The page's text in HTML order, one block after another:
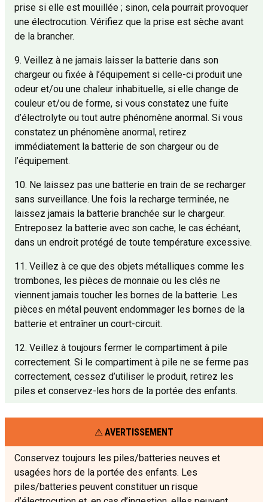
prise si elle est mouillée ; sinon, cela pourrait provoquer
une électrocution. Vérifiez que la prise est sèche avant
de la brancher.
9. Veillez à ne jamais laisser la batterie dans son
chargeur ou fixée à l’équipement si celle-ci produit une
odeur et/ou une chaleur inhabituelle, si elle change de
couleur et/ou de forme, si vous constatez une fuite
d’électrolyte ou tout autre phénomène anormal. Si vous
constatez un phénomène anormal, retirez
immédiatement la batterie de son chargeur ou de
l’équipement.
10. Ne laissez pas une batterie en train de se recharger
sans surveillance. Une fois la recharge terminée, ne
laissez jamais la batterie branchée sur le chargeur.
Entreposez la batterie avec son cache, le cas échéant,
dans un endroit protégé de toute température excessive.
11. Veillez à ce que des objets métalliques comme les
trombones, les pièces de monnaie ou les clés ne
viennent jamais toucher les bornes de la batterie. Les
pièces en métal peuvent endommager les bornes de la
batterie et entraîner un court-circuit.
12. Veillez à toujours fermer le compartiment à pile
correctement. Si le compartiment à pile ne se ferme pas
correctement, cessez d’utiliser le produit, retirez les
piles et conservez-les hors de la portée des enfants.
AVERTISSEMENT
Conservez toujours les piles/batteries neuves et
usagées hors de la portée des enfants. Les
piles/batteries peuvent constituer un risque